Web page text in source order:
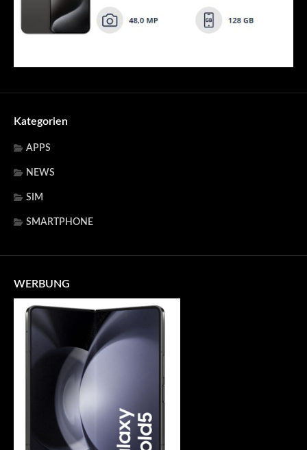
Kategorien
APPS
NEWS
SIM
SMARTPHONE
WERBUNG